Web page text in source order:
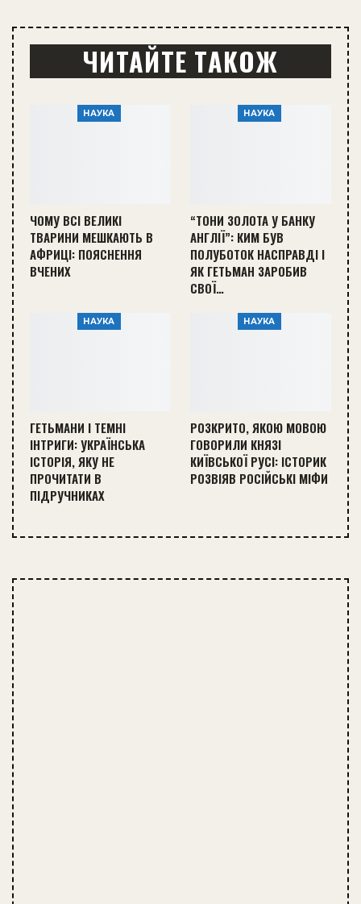
ЧИТАЙТЕ ТАКОЖ
НАУКА
ЧОМУ ВСІ ВЕЛИКІ
ТВАРИНИ МЕШКАЮТЬ В
АФРИЦІ: ПОЯСНЕННЯ
ВЧЕНИХ
НАУКА
“ТОНИ ЗОЛОТА У БАНКУ
АНГЛІЇ”: КИМ БУВ
ПОЛУБОТОК НАСПРАВДІ І
ЯК ГЕТЬМАН ЗАРОБИВ
СВОЇ…
НАУКА
ГЕТЬМАНИ І ТЕМНІ
ІНТРИГИ: УКРАЇНСЬКА
ІСТОРІЯ, ЯКУ НЕ
ПРОЧИТАТИ В
ПІДРУЧНИКАХ
НАУКА
РОЗКРИТО, ЯКОЮ МОВОЮ
ГОВОРИЛИ КНЯЗІ
КИЇВСЬКОЇ РУСІ: ІСТОРИК
РОЗВІЯВ РОСІЙСЬКІ МІФИ